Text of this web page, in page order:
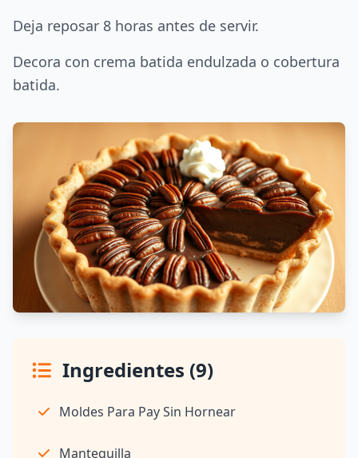
Deja reposar 8 horas antes de servir.
Decora con crema batida endulzada o cobertura
batida.
Ingredientes (9)
Moldes Para Pay Sin Hornear
Mantequilla